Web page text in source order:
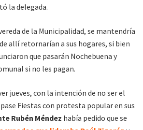
la delegada.
de la Municipalidad, se mantendría
allí retornarían a sus hogares, si bien
que pasarán Nochebuena y
si no les pagan.
jueves, con la intención de no ser el
Fiestas con protesta popular en sus
Rubén Méndez había pedido que se